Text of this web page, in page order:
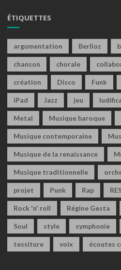
ÉTIQUETTES
argumentation Berlioz
chanson chorale
création Disco Funk
iPad Jazz jeu
Metal Musique baroque
Musique contemporaine
Musique de la renaissance
Musique traditionnelle
projet Punk Rap
Rock 'n' roll Régine Gesta
Soul style symphonie
tessiture voix écoutes